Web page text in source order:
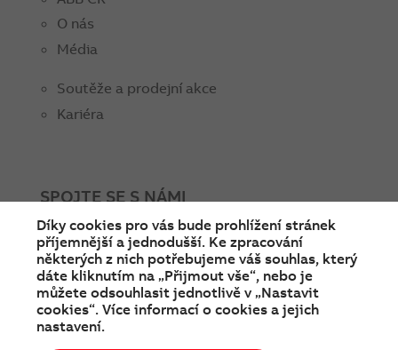
O nás
Média
Soutěže a prodejní akce
Kariéra
SPOJTE SE S NÁMI
facebookinstagramLinkedintwitteryoutube
Díky cookies pro vás bude prohlížení stránek
příjemnější a jednodušší. Ke zpracování
některých z nich potřebujeme váš souhlas, který
dáte kliknutím na „Přijmout vše“, nebo je
můžete odsouhlasit jednotlivě v „Nastavit
cookies“. Více informací o cookies a jejich
nastavení.